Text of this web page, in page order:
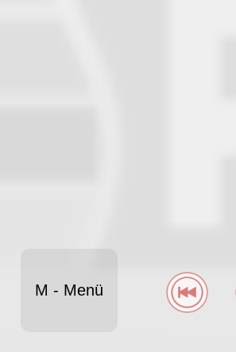
ROCK ---
M - Menü